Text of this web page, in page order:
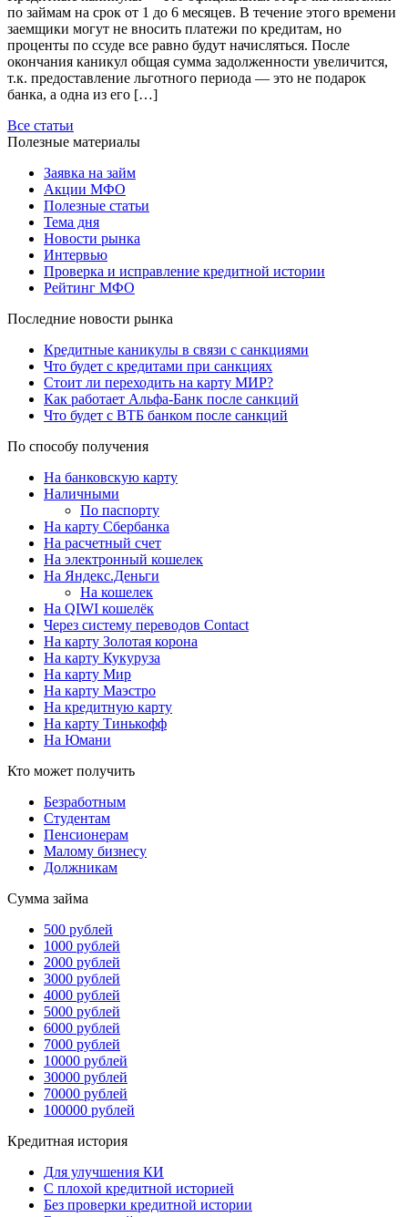
по займам на срок от 1 до 6 месяцев. В течение этого времени
заемщики могут не вносить платежи по кредитам, но
проценты по ссуде все равно будут начисляться. После
окончания каникул общая сумма задолженности увеличится,
т.к. предоставление льготного периода — это не подарок
банка, а одна из его […]
Все статьи
Полезные материалы
Заявка на займ
Акции МФО
Полезные статьи
Тема дня
Новости рынка
Интервью
Проверка и исправление кредитной истории
Рейтинг МФО
Последние новости рынка
Кредитные каникулы в связи с санкциями
Что будет с кредитами при санкциях
Стоит ли переходить на карту МИР?
Как работает Альфа-Банк после санкций
Что будет с ВТБ банком после санкций
По способу получения
На банковскую карту
Наличными
По паспорту
На карту Сбербанка
На расчетный счет
На электронный кошелек
На Яндекс.Деньги
На кошелек
На QIWI кошелёк
Через систему переводов Contact
На карту Золотая корона
На карту Кукуруза
На карту Мир
На карту Маэстро
На кредитную карту
На карту Тинькофф
На Юмани
Кто может получить
Безработным
Студентам
Пенсионерам
Малому бизнесу
Должникам
Сумма займа
500 рублей
1000 рублей
2000 рублей
3000 рублей
4000 рублей
5000 рублей
6000 рублей
7000 рублей
10000 рублей
30000 рублей
70000 рублей
100000 рублей
Кредитная история
Для улучшения КИ
С плохой кредитной историей
Без проверки кредитной истории